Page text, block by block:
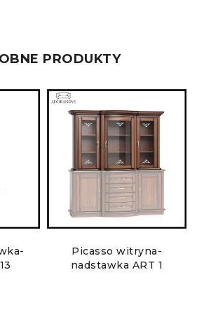
PRODUKTY
Picasso witryna-
nadstawka ART 1